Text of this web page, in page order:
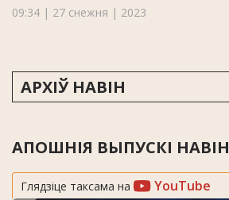
09:34 | 27 снежня | 2023
АРХІЎ НАВІН
АПОШНІЯ ВЫПУСКІ НАВІН
Глядзіце таксама на YouTube